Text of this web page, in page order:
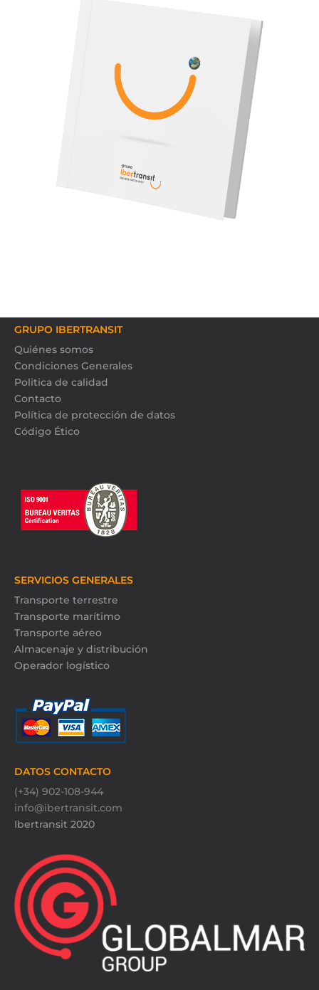
GRUPO IBERTRANSIT
Quiénes somos
Condiciones Generales
Politica de calidad
Contacto
Política de protección de datos
Código Ético
SERVICIOS GENERALES
Transporte terrestre
Transporte marítimo
Transporte aéreo
Almacenaje y distribución
Operador logístico
DATOS CONTACTO
(+34) 902-108-944
info@ibertransit.com
Ibertransit 2020